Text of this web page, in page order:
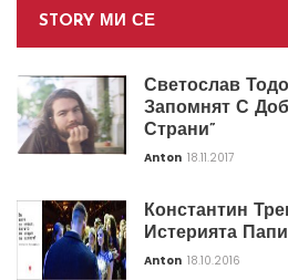
STORY МИ СЕ
Светослав
Запомнят С
Страни”
Anton 18.11.2017
Константин
Истерията
Anton 18.10.2016